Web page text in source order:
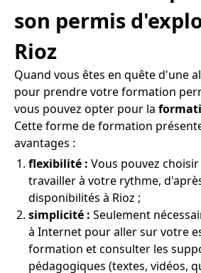
son permis
Rioz
Quand vous êtes en quête d'une
pour prendre votre formation
vous pouvez opter pour la
Cette forme de formation
avantages :
flexibilité : Vous pouvez
travailler à votre rythme,
disponibilités à Rioz ;
simplicité : Seulement
à Internet pour aller sur votre
formation et consulter les
pédagogiques (textes, vidéos,